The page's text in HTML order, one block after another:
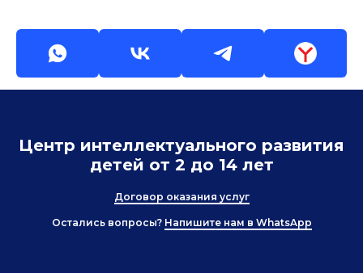
Центр интеллектуального развития
детей от 2 до 14 лет
Договор оказания услуг
Остались вопросы? Напишите нам в WhatsApp